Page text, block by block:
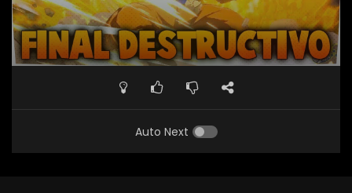
Auto Next